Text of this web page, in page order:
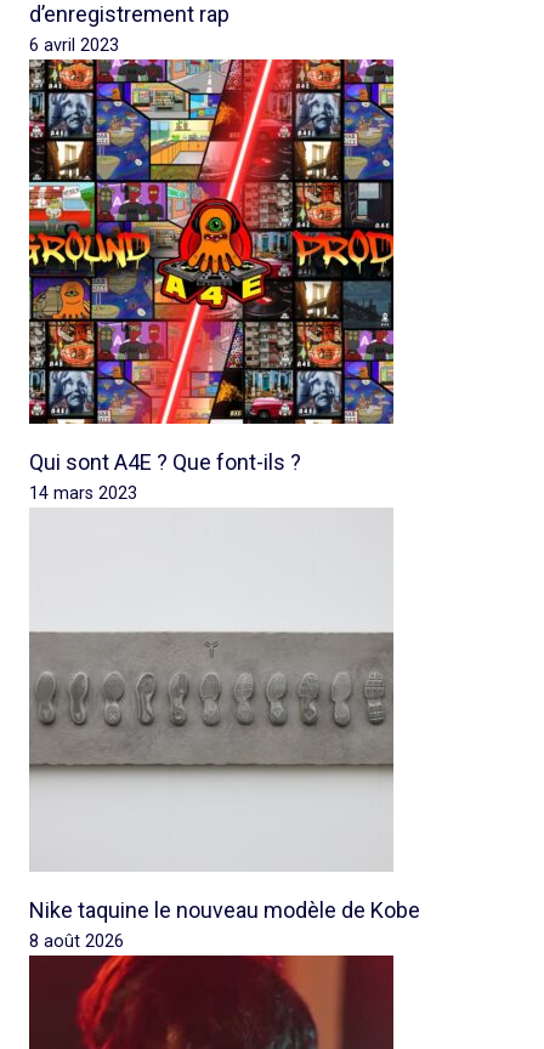
d’enregistrement rap
6 avril 2023
Qui sont A4E ? Que font-ils ?
14 mars 2023
Nike taquine le nouveau modèle de Kobe
8 août 2026